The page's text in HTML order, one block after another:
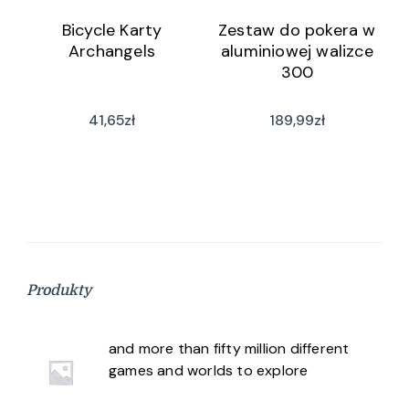
Bicycle Karty
Archangels
41,65zł
Zestaw do pokera w
aluminiowej walizce
300
189,99zł
Produkty
and more than fifty million different
games and worlds to explore